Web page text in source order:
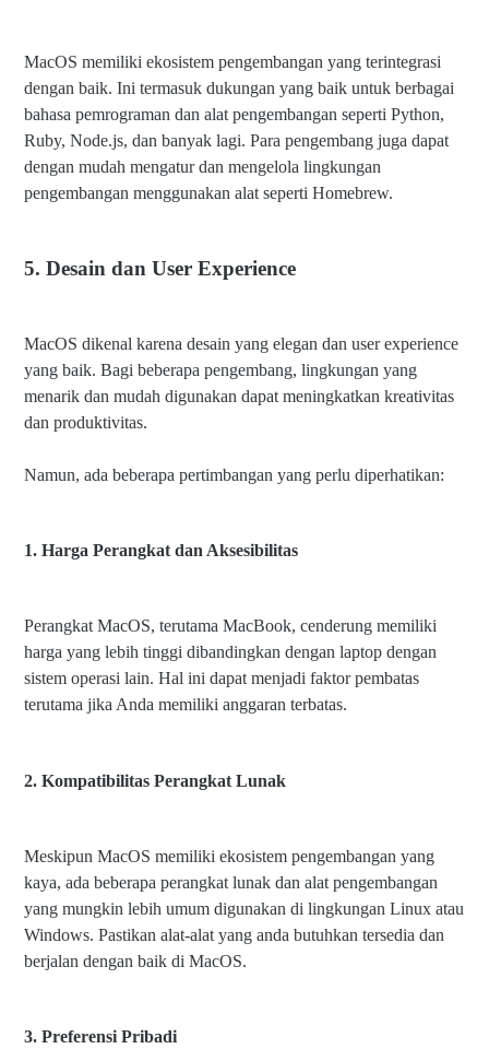
MacOS memiliki ekosistem pengembangan yang terintegrasi
dengan baik. Ini termasuk dukungan yang baik untuk berbagai
bahasa pemrograman dan alat pengembangan seperti Python,
Ruby, Node.js, dan banyak lagi. Para pengembang juga dapat
dengan mudah mengatur dan mengelola lingkungan
pengembangan menggunakan alat seperti Homebrew.
5. Desain dan User Experience
MacOS dikenal karena desain yang elegan dan user experience
yang baik. Bagi beberapa pengembang, lingkungan yang
menarik dan mudah digunakan dapat meningkatkan kreativitas
dan produktivitas.
Namun, ada beberapa pertimbangan yang perlu diperhatikan:
1. Harga Perangkat dan Aksesibilitas
Perangkat MacOS, terutama MacBook, cenderung memiliki
harga yang lebih tinggi dibandingkan dengan laptop dengan
sistem operasi lain. Hal ini dapat menjadi faktor pembatas
terutama jika Anda memiliki anggaran terbatas.
2. Kompatibilitas Perangkat Lunak
Meskipun MacOS memiliki ekosistem pengembangan yang
kaya, ada beberapa perangkat lunak dan alat pengembangan
yang mungkin lebih umum digunakan di lingkungan Linux atau
Windows. Pastikan alat-alat yang anda butuhkan tersedia dan
berjalan dengan baik di MacOS.
3. Preferensi Pribadi